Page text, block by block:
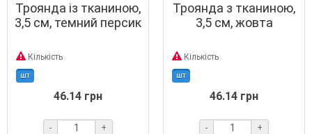
Троянда із тканиною,
3,5 см, темний персик
Кількість
шт
46.14 грн
- +
Троянда з тканиною,
3,5 см, жовта
Кількість
шт
46.14 грн
- +